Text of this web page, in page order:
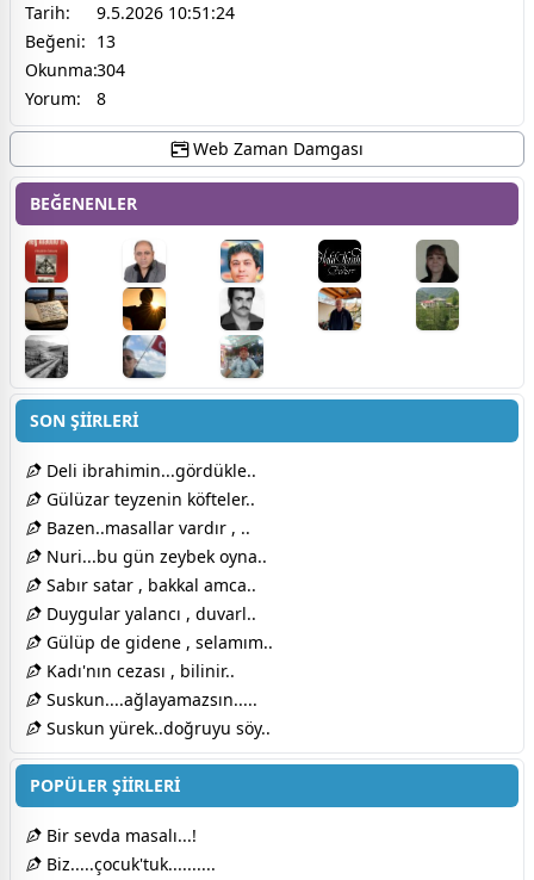
Tarih:
9.5.2026 10:51:24
Beğeni: 13
Okunma:304
Yorum:
8
Web Zaman Damgası
BEĞENENLER
SON ŞİİRLERİ
Deli ibrahimin...gördükle..
Gülüzar teyzenin köfteler..
Bazen..masallar vardır , ..
Nuri...bu gün zeybek oyna..
Sabır satar , bakkal amca..
Duygular yalancı , duvarl..
Gülüp de gidene , selamım..
Kadı'nın cezası , bilinir..
Suskun....ağlayamazsın.....
Suskun yürek..doğruyu söy..
POPÜLER ŞİİRLERİ
Bir sevda masalı...!
Biz.....çocuk'tuk..........